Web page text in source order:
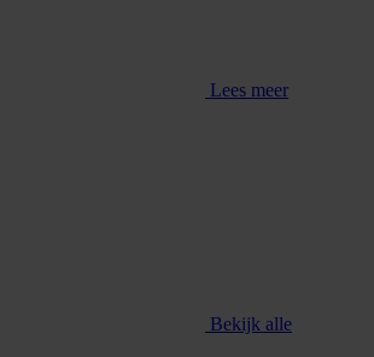
Lees meer
Bekijk alle